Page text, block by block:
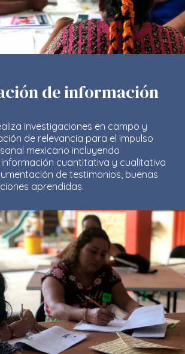
de información
investigaciones en campo y
de relevancia para el impulso
mexicano incluyendo
cuantitativa y cualitativa
de testimonios, buenas
aprendidas.